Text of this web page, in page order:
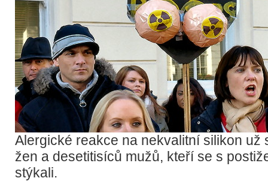
Alergické reakce na nekvalitní silikon už
žen a desetitisíců mužů, kteří se s
stýkali.